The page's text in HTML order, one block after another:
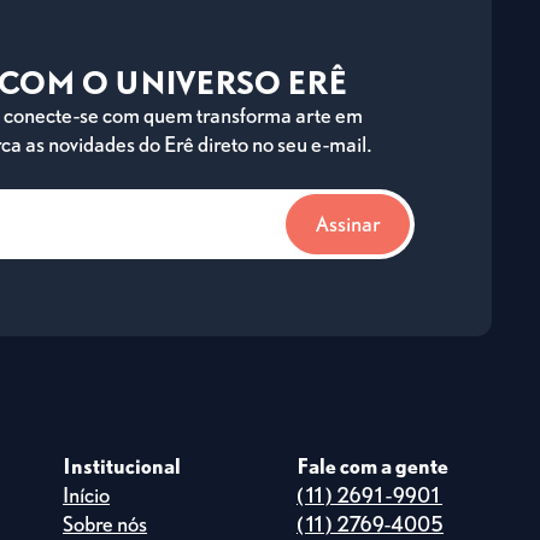
O UNIVERSO ERÊ
se com quem transforma arte em
as novidades do Erê direto no seu e-mail.
Institucional
Início
Sobre nós
Fale com a gente
(11) 2691-9901
(11) 2769-4005